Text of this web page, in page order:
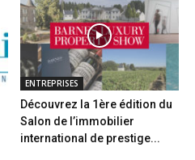
ENTREPRISES
Découvrez la 1ère édition du
Salon de l’immobilier
international de prestige...